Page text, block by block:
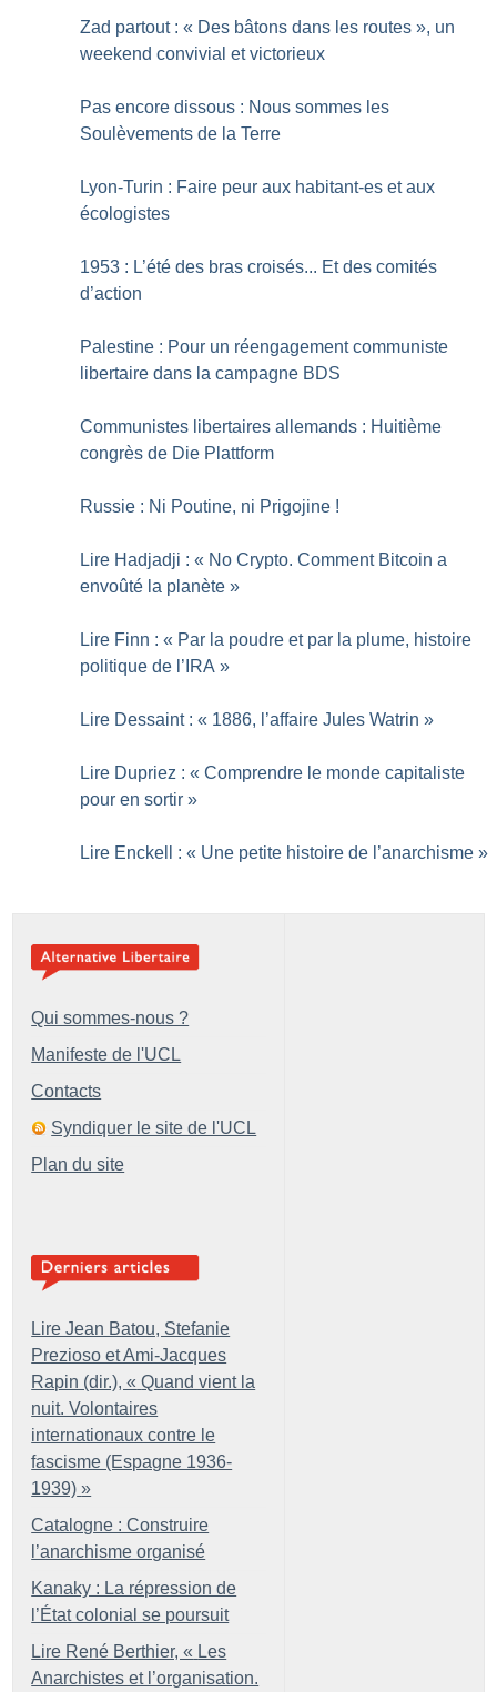
Zad partout : « Des bâtons dans les routes », un
weekend convivial et victorieux
Pas encore dissous : Nous sommes les
Soulèvements de la Terre
Lyon-Turin : Faire peur aux habitant-es et aux
écologistes
1953 : L’été des bras croisés... Et des comités
d’action
Palestine : Pour un réengagement communiste
libertaire dans la campagne BDS
Communistes libertaires allemands : Huitième
congrès de Die Plattform
Russie : Ni Poutine, ni Prigojine !
Lire Hadjadji : « No Crypto. Comment Bitcoin a
envoûté la planète »
Lire Finn : « Par la poudre et par la plume, histoire
politique de l’IRA »
Lire Dessaint : « 1886, l’affaire Jules Watrin »
Lire Dupriez : « Comprendre le monde capitaliste
pour en sortir »
Lire Enckell : « Une petite histoire de l’anarchisme »
Qui sommes-nous ?
Manifeste de l'UCL
Contacts
Syndiquer le site de l'UCL
Plan du site
Lire Jean Batou, Stefanie
Prezioso et Ami-Jacques
Rapin (dir.), « Quand vient la
nuit. Volontaires
internationaux contre le
fascisme (Espagne 1936-
1939) »
Catalogne : Construire
l’anarchisme organisé
Kanaky : La répression de
l’État colonial se poursuit
Lire René Berthier, « Les
Anarchistes et l’organisation.